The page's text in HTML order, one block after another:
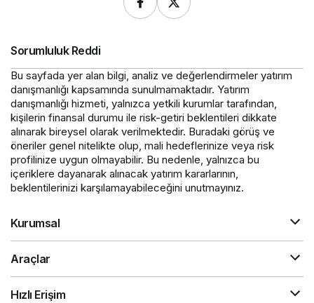
Sorumluluk Reddi
Bu sayfada yer alan bilgi, analiz ve değerlendirmeler yatırım
danışmanlığı kapsamında sunulmamaktadır. Yatırım
danışmanlığı hizmeti, yalnızca yetkili kurumlar tarafından,
kişilerin finansal durumu ile risk-getiri beklentileri dikkate
alınarak bireysel olarak verilmektedir. Buradaki görüş ve
öneriler genel nitelikte olup, mali hedeflerinize veya risk
profilinize uygun olmayabilir. Bu nedenle, yalnızca bu
içeriklere dayanarak alınacak yatırım kararlarının,
beklentilerinizi karşılamayabileceğini unutmayınız.
Kurumsal
Araçlar
Hızlı Erişim